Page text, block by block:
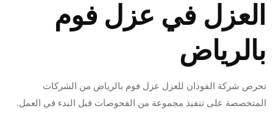
العزل في عزل فوم
بالرياض
تحرص شركة الفوذان للعزل عزل فوم بالرياض من الشركات
المتخصصة على تنفيذ مجموعة من الفحوصات قبل البدء في العمل.